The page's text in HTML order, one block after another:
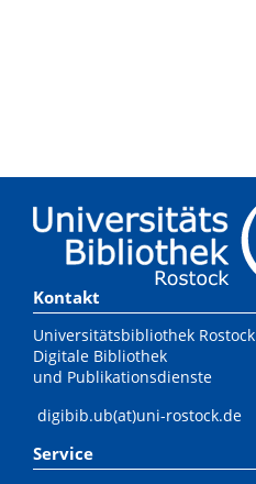
Kontakt
Universitätsbibliothek Rostock
Digitale Bibliothek
und Publikationsdienste
digibib.ub(at)uni-rostock.de
Service